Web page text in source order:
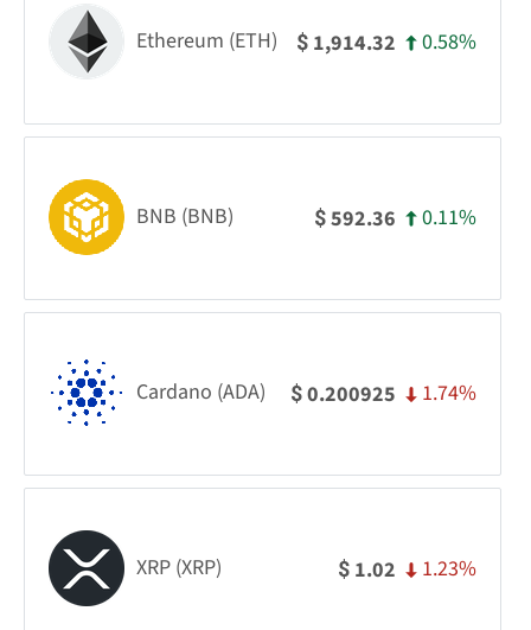
Ethereum (ETH) $ 1,914.32 0.58%
BNB (BNB) $592.36 0.11%
Cardano (ADA) $0.200925 1.74%
XRP (XRP) $ 1.02 1.23%